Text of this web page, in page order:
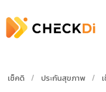
เช็คดิ / ประกันสุขภาพ /